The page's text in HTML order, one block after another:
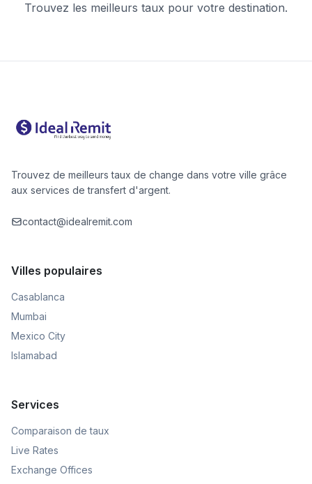
Trouvez les meilleurs taux pour votre destination.
Trouvez de meilleurs taux de change dans votre ville grâce
aux services de transfert d'argent.
contact@idealremit.com
Villes populaires
Casablanca
Mumbai
Mexico City
Islamabad
Services
Comparaison de taux
Live Rates
Exchange Offices